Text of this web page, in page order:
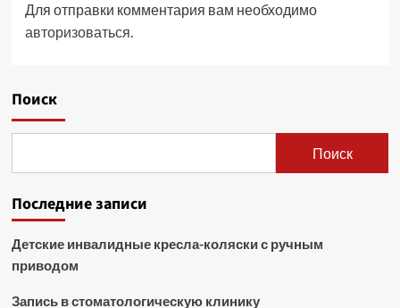
Для отправки комментария вам необходимо
авторизоваться.
Поиск
Поиск
Последние записи
Детские инвалидные кресла-коляски с ручным
приводом
Запись в стоматологическую клинику